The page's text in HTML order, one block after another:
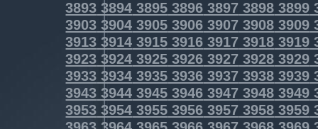
3893 3894 3895 3896 3897 3898 3899
3903 3904 3905 3906 3907 3908 3909
3913 3914 3915 3916 3917 3918 3919
3923 3924 3925 3926 3927 3928 3929
3933 3934 3935 3936 3937 3938 3939
3943 3944 3945 3946 3947 3948 3949
3953 3954 3955 3956 3957 3958 3959